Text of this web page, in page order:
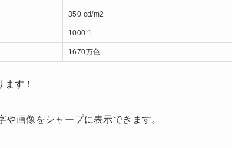
350 cd/m2
1000:1
1670万色
す！
画像をシャープに表示できます。